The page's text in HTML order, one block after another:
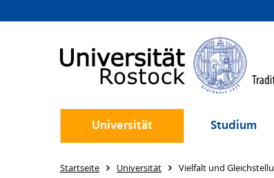
Universität Studium
Startseite Universität Vielfalt und